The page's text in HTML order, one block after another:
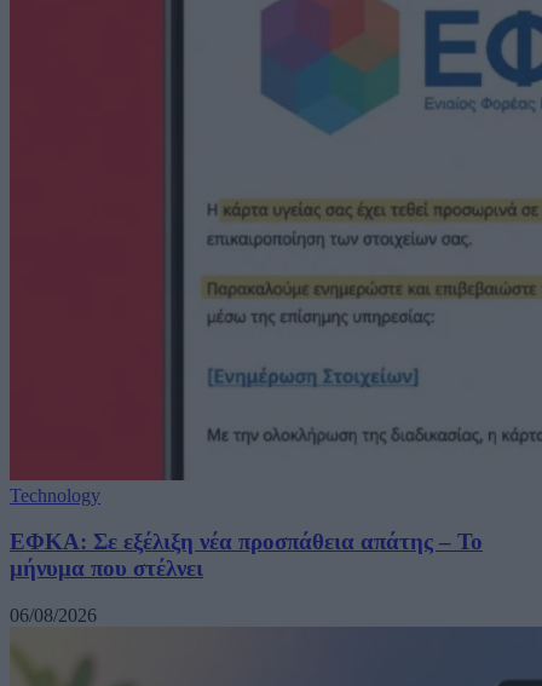
Technology
ΕΦΚΑ: Σε εξέλιξη νέα προσπάθεια απάτης – Το
μήνυμα που στέλνει
06/08/2026